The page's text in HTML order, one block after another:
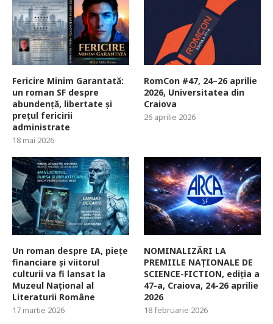
Fericire Minim Garantată:
un roman SF despre
abundență, libertate și
prețul fericirii
administrate
18 mai 2026
RomCon #47, 24–26 aprilie
2026, Universitatea din
Craiova
26 aprilie 2026
Un roman despre IA, piețe
financiare și viitorul
culturii va fi lansat la
Muzeul Național al
Literaturii Române
17 martie 2026
NOMINALIZĂRI LA
PREMIILE NAȚIONALE DE
SCIENCE-FICTION, ediția a
47-a, Craiova, 24-26 aprilie
2026
18 februarie 2026